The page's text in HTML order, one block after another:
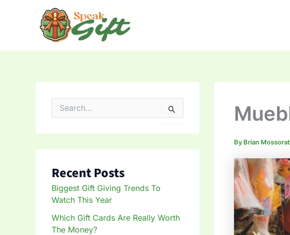
e
c
f
o
r
:
Recent Posts
Biggest Gift Giving Trends To
Watch This Year
Which Gift Cards Are Really Worth
The Money?
By Brian